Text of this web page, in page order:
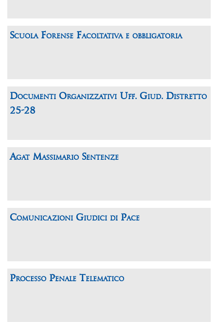
Scuola Forense Facoltativa e obbligatoria
Documenti Organizzativi Uff. Giud. Distretto
25-28
Agat Massimario Sentenze
Comunicazioni Giudici di Pace
Processo Penale Telematico